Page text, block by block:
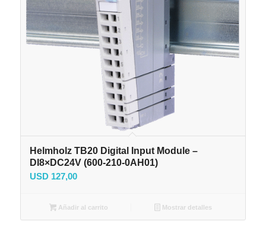
Helmholz TB20 Digital Input Module –
DI8×DC24V (600-210-0AH01)
USD127,00
Añadir al carrito Mostrar detalles